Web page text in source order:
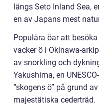
längs Seto Inland Sea,
en av Japans mest
Populära öar att
vacker ö i Okinawa-
av snorkling och
Yakushima, en
”skogens ö” på grund
majestätiska cederträd.